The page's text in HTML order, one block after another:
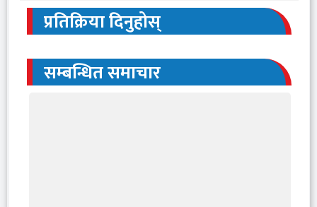
प्रतिक्रिया दिनुहोस्
सम्बन्धित समाचार